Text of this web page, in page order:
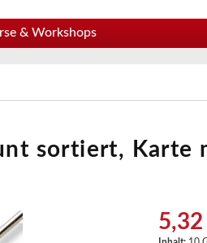
& Workshops
sortiert, Karte